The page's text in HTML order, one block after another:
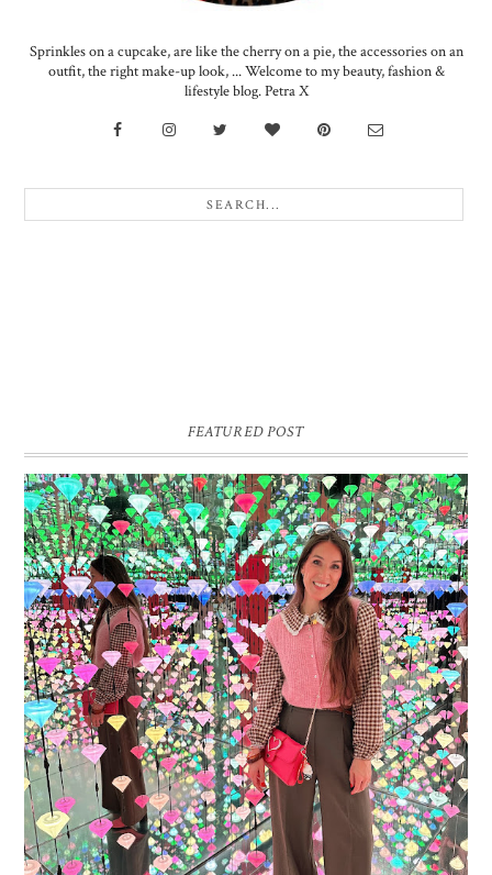
Sprinkles on a cupcake, are like the cherry on a pie, the accessories on an
outfit, the right make-up look, ... Welcome to my beauty, fashion &
lifestyle blog. Petra X
FEATURED POST
16 JAAR SPRINKLES ON A CUPCAKE
Vandaag is het weer zo’n moment waarop ik even bewust op de
pauzeknop duw, want Sprinkles on a Cupcake bestaat 16 jaar. Zestien.
Dat blijft ...